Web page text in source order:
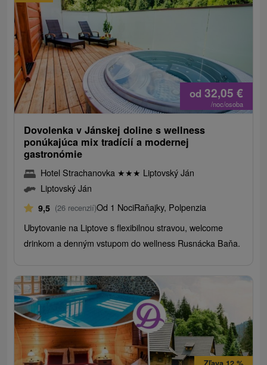
od 32,05 €
/noc/osoba
Dovolenka v Jánskej doline s wellness
ponúkajúca mix tradícií a modernej
gastronómie
Hotel Strachanovka ★★★ Liptovský Ján
Liptovský Ján
9,5 (26 recenzií)Od 1 NociRaňajky, Polpenzia
Ubytovanie na Liptove s flexibilnou stravou, welcome
drinkom a denným vstupom do wellness Rusnácka Baňa.